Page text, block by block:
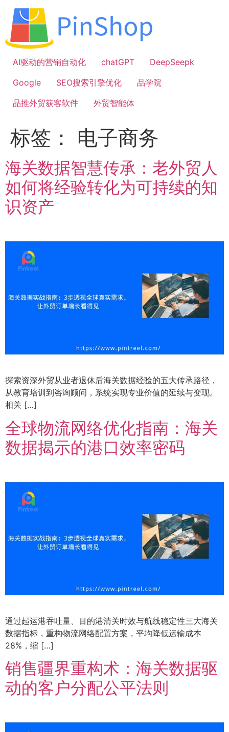
容
AI驱动的营销自动化
chatGPT
DeepSeepk
Google
SEO搜索引擎优化
品学院
品推外贸获客软件
外贸智能体
标签： 电子商务
海关数据智慧传承：老外贸人
如何将经验转化为可持续的知
识资产
探索资深外贸从业者退休后海关数据经验的五大传承路径，
从教育培训到咨询顾问，系统实现专业价值的延续与变现。
相关 […]
全球物流网络优化指南：海关
数据揭示的港口效率密码
通过起运港吞吐量、目的港清关时效与航线稳定性三大海关
数据指标，重构物流网络配置方案，平均降低运输成本
28%，缩 […]
销售疆界重构术：海关数据驱
动的客户分配公平法则